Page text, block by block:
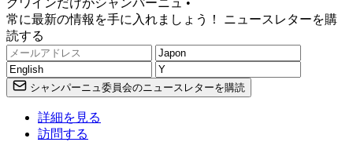
グワインだけがシャンパーニュ •
常に最新の情報を手に入れましょう！ ニュースレターを購
読する
シャンパーニュ委員会のニュースレターを購読
詳細を見る
訪問する